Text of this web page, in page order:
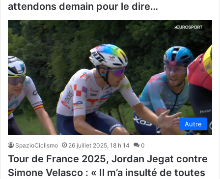
attendons demain pour le dire…
Autre
SpazioCiclismo 26 juillet 2025, 18 h 14 0
Tour de France 2025, Jordan Jegat contre
Simone Velasco : « Il m’a insulté de toutes